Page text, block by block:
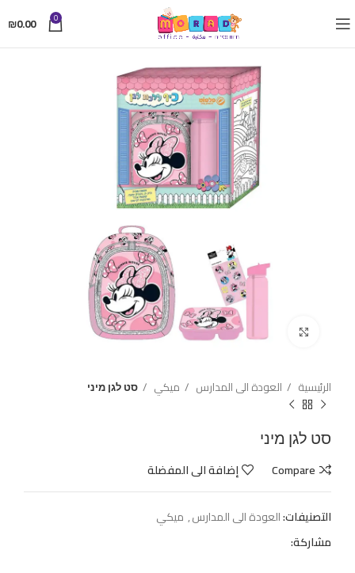
0
₪0.00
Click to enlarge
الرئيسية العودة الى المدارس ميكي סט לגן מיני
סט לגן מיני
Compare إضافة الى المفضلة
التصنيفات:العودة الى المدارس, ميكي
مشاركة: